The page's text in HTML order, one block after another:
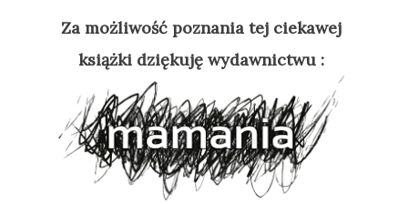
Za możliwość poznania tej ciekawej
książki dziękuję wydawnictwu :